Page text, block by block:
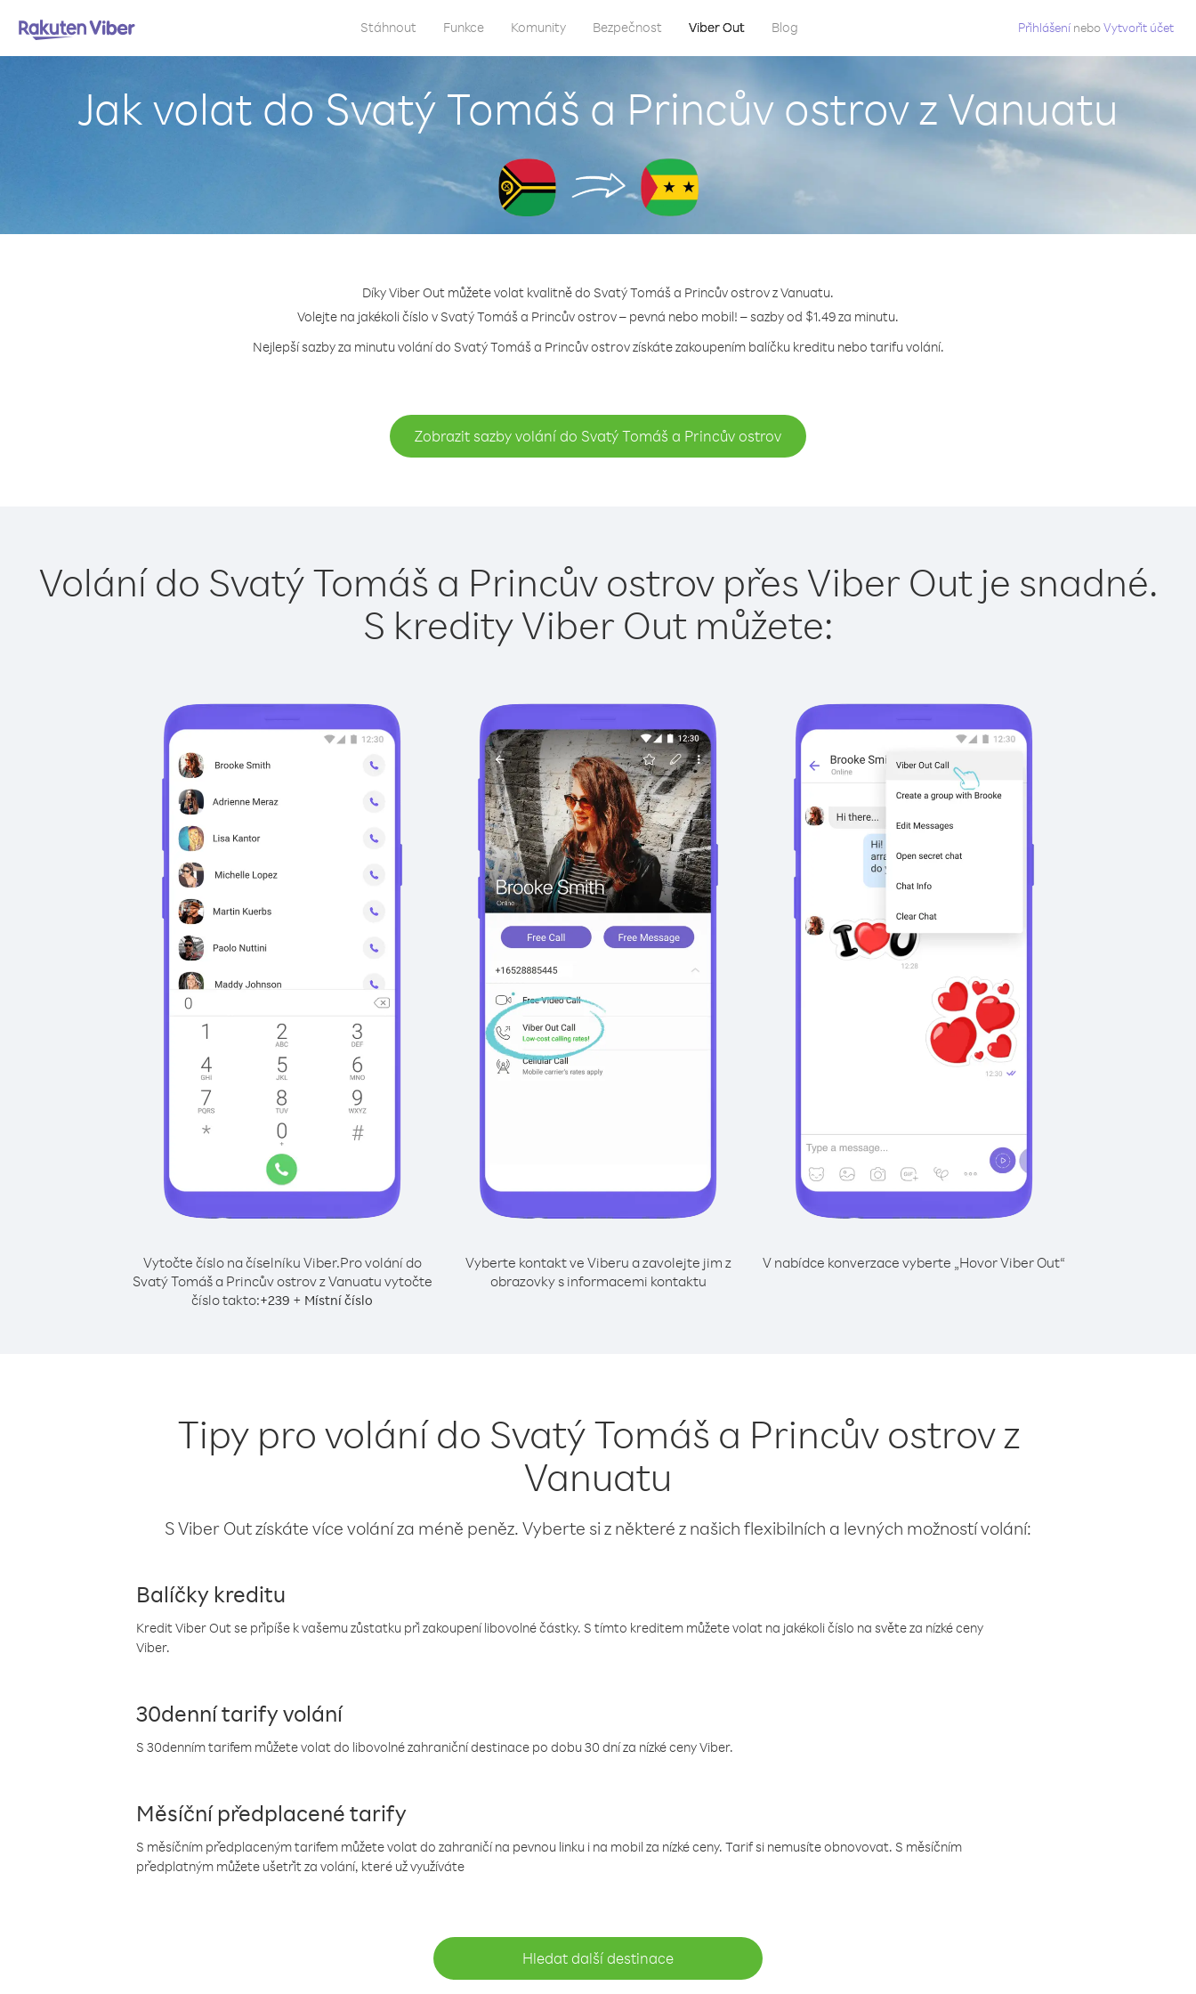
Stáhnout Funkce Komunity Bezpečnost Viber Out Blog Přihlášení neboVytvořit účet
Jak volat do Svatý Tomáš a Princův ostrov z Vanuatu
Díky Viber Out můžete volat kvalitně do Svatý Tomáš a Princův ostrov z Vanuatu.
Volejte na jakékoli číslo v Svatý Tomáš a Princův ostrov – pevná nebo mobil! – sazby od $1.49 za minutu.
Nejlepší sazby za minutu volání do Svatý Tomáš a Princův ostrov získáte zakoupením balíčku kreditu nebo tarifu volání.
Zobrazit sazby volání do Svatý Tomáš a Princův ostrov
Volání do Svatý Tomáš a Princův ostrov přes Viber Out je snadné.
S kredity Viber Out můžete:
Vytočte číslo na číselníku Viber.Pro volání do
Svatý Tomáš a Princův ostrov z Vanuatu vytočte
číslo takto:+239 + Místní číslo
Vyberte kontakt ve Viberu a zavolejte jim z
obrazovky s informacemi kontaktu
V nabídce konverzace vyberte „Hovor Viber Out“
Tipy pro volání do Svatý Tomáš a Princův ostrov z
Vanuatu
S Viber Out získáte více volání za méně peněz. Vyberte si z některé z našich flexibilních a levných možností volání:
Balíčky kreditu
Kredit Viber Out se připíše k vašemu zůstatku při zakoupení libovolné částky. S tímto kreditem můžete volat na jakékoli číslo na světe za nízké ceny
Viber.
30denní tarify volání
S 30denním tarifem můžete volat do libovolné zahraniční destinace po dobu 30 dní za nízké ceny Viber.
Měsíční předplacené tarify
S měsíčním předplaceným tarifem můžete volat do zahraničí na pevnou linku i na mobil za nízké ceny. Tarif si nemusíte obnovovat. S měsíčním
předplatným můžete ušetřit za volání, které už využíváte
Hledat další destinace